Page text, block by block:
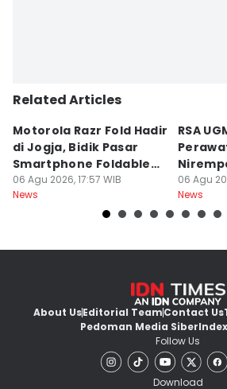
Related Articles
Motorola Razr Fold Hadir
di Jogja, Bidik Pasar
Smartphone Foldable
Premium
06 Agu 2026, 17:57 WIB
News
RSA
06 Agu
News
About UsEditorial TeamContact Us
Pedoman Media Siber
Follow Us
Download